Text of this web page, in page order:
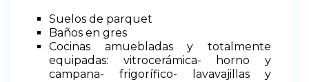
Suelos de parquet
Baños en gres
Cocinas amuebladas y totalmente
equipadas: vitrocerámica- horno y
campana- frigorífico- lavavajillas y